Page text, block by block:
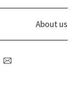
About us